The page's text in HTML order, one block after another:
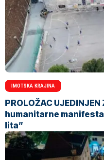
IMOTSKA KRAJINA
PROLOŽAC
humanitarne
lita”